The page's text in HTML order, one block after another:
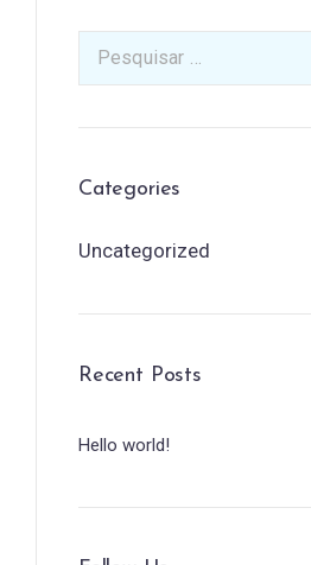
Categories
Uncategorized
Recent Posts
Hello world!